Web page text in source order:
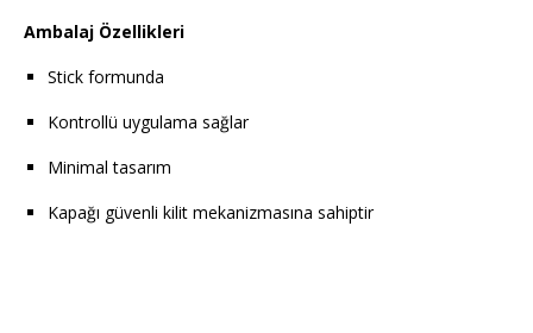
Ambalaj Özellikleri
Stick formunda
Kontrollü uygulama sağlar
Minimal tasarım
Kapağı güvenli kilit mekanizmasına sahiptir